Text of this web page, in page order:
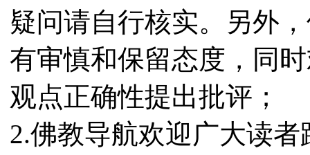
疑问请自行核实。另外
有审慎和保留态度，同
观点正确性提出批评；
2.佛教导航欢迎广大读